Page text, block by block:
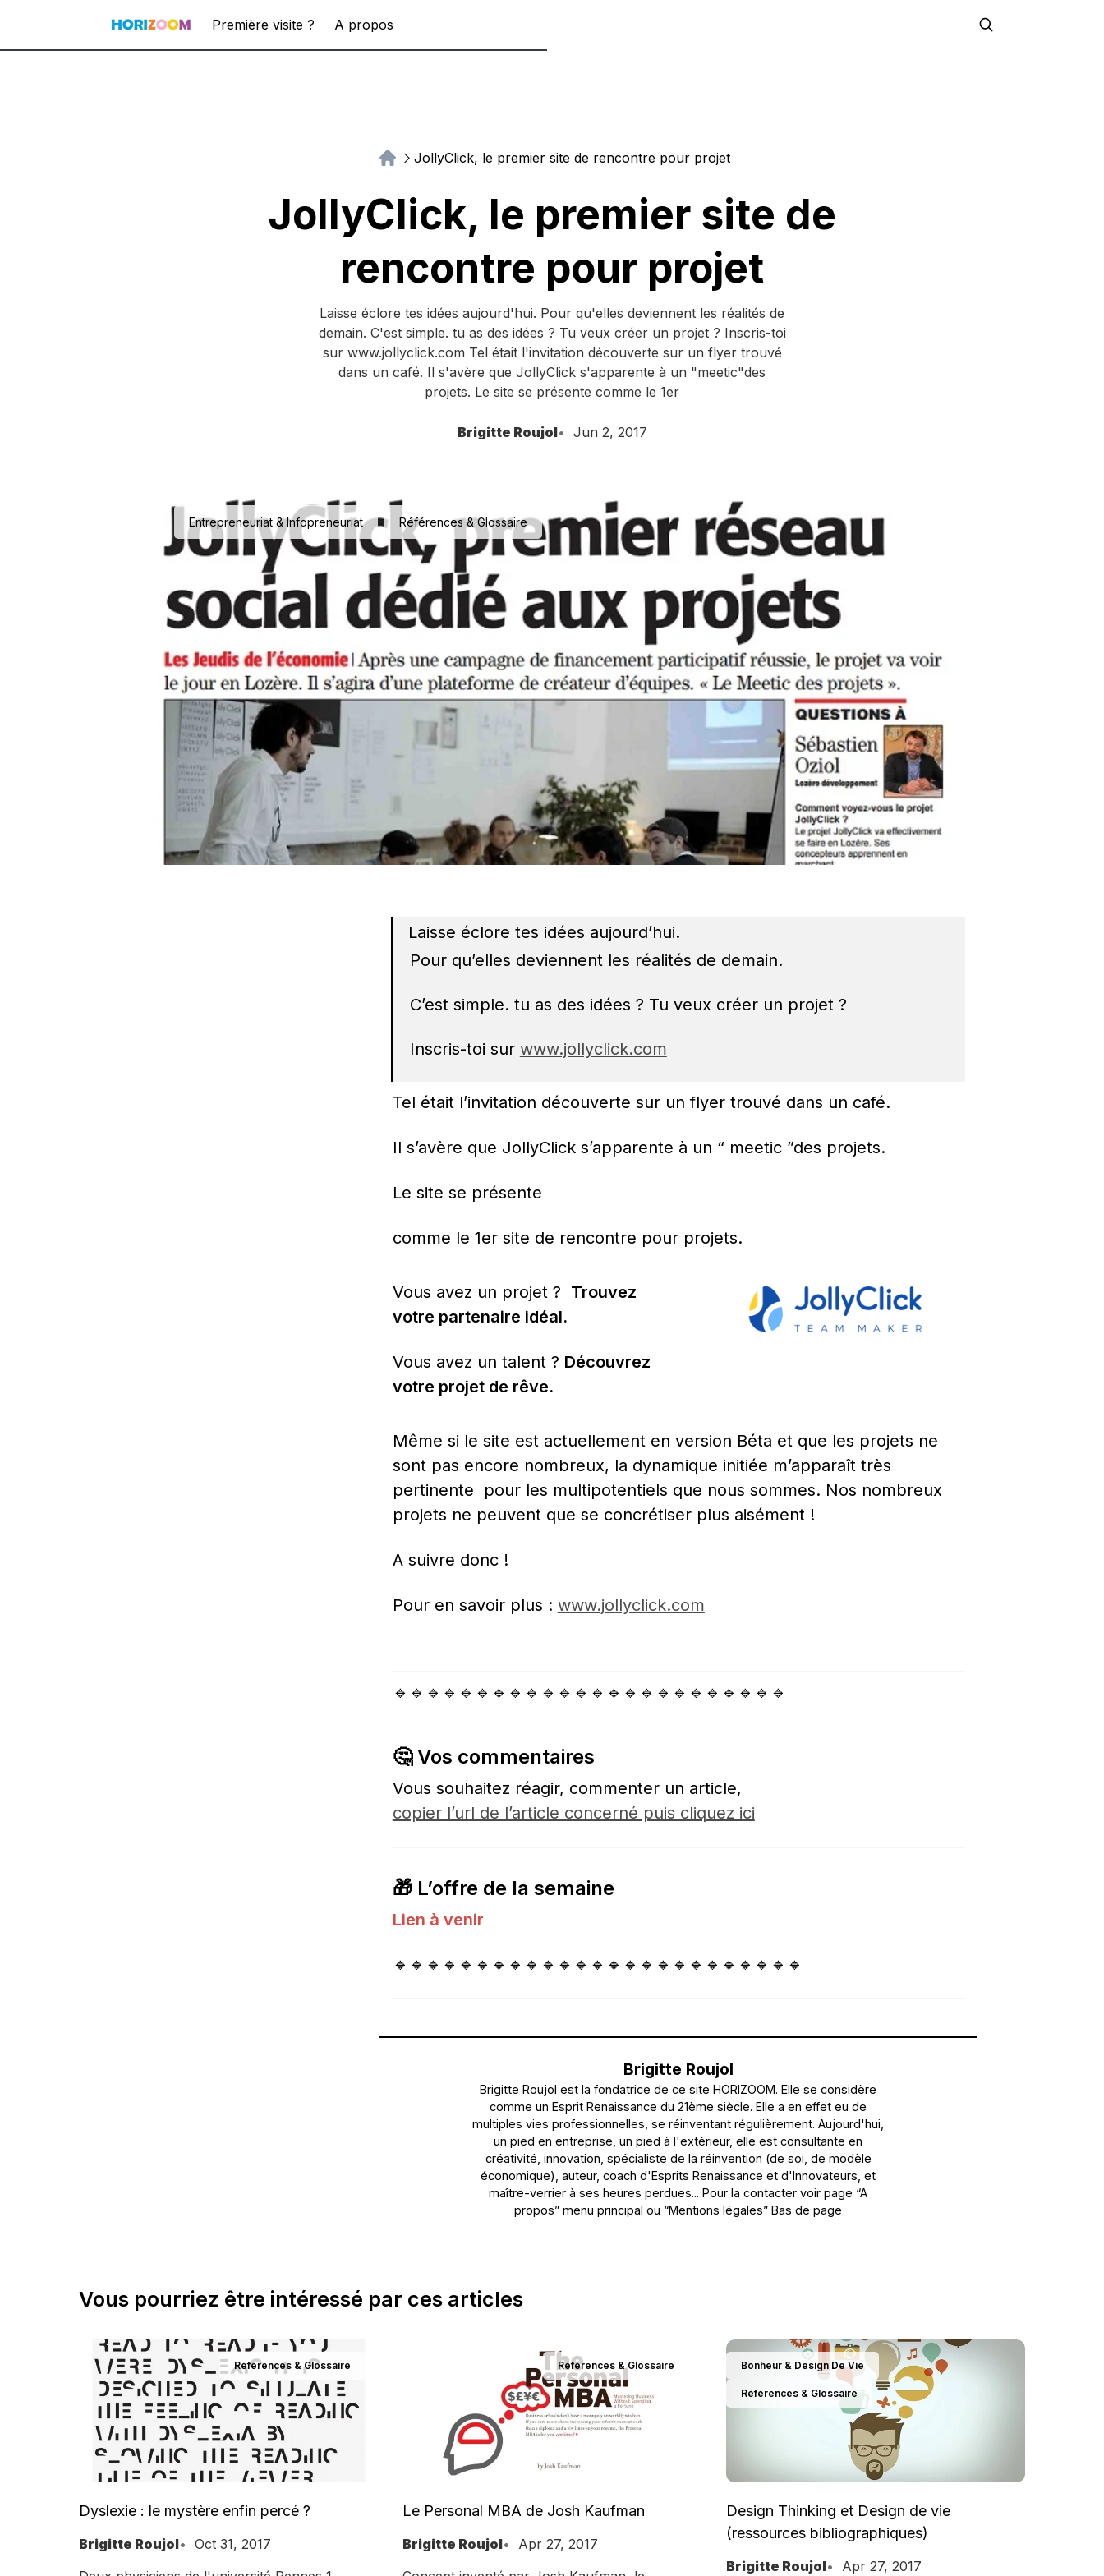
Première visite ? A propos
JollyClick, le premier site de rencontre pour projet
JollyClick, le premier site de
rencontre pour projet
Laisse éclore tes idées aujourd'hui. Pour qu'elles deviennent les réalités de
demain. C'est simple. tu as des idées ? Tu veux créer un projet ? Inscris-toi
sur www.jollyclick.com Tel était l'invitation découverte sur un flyer trouvé
dans un café. Il s'avère que JollyClick s'apparente à un "meetic"des
projets. Le site se présente comme le 1er
Brigitte Roujol Jun 2, 2017
Entrepreneuriat & Infopreneuriat Références & Glossaire
Laisse éclore tes idées aujourd’hui.
Pour qu’elles deviennent les réalités de demain.
C’est simple. tu as des idées ? Tu veux créer un projet ?
Inscris-toi sur www.jollyclick.com
Tel était l’invitation découverte sur un flyer trouvé dans un café.
Il s’avère que JollyClick s’apparente à un “ meetic ”des projets.
Le site se présente
comme le 1er site de rencontre pour projets.
Vous avez un projet ? Trouvez
votre partenaire idéal.
Vous avez un talent ? Découvrez
votre projet de rêve.
Même si le site est actuellement en version Béta et que les projets ne
sont pas encore nombreux, la dynamique initiée m’apparaît très
pertinente  pour les multipotentiels que nous sommes. Nos nombreux
projets ne peuvent que se concrétiser plus aisément !
A suivre donc !
Pour en savoir plus : www.jollyclick.com
🔹🔹🔹🔹🔹🔹🔹🔹🔹🔹🔹🔹🔹🔹🔹🔹🔹🔹🔹🔹🔹🔹🔹🔹
🤔 Vos commentaires
Vous souhaitez réagir, commenter un article,
copier l’url de l’article concerné puis cliquez ici
🎁 L’offre de la semaine
Lien à venir
🔹🔹🔹🔹🔹🔹🔹🔹🔹🔹🔹🔹🔹🔹🔹🔹🔹🔹🔹🔹🔹🔹🔹🔹🔹
Brigitte Roujol
Brigitte Roujol est la fondatrice de ce site HORIZOOM. Elle se considère
comme un Esprit Renaissance du 21ème siècle. Elle a en effet eu de
multiples vies professionnelles, se réinventant régulièrement. Aujourd'hui,
un pied en entreprise, un pied à l'extérieur, elle est consultante en
créativité, innovation, spécialiste de la réinvention (de soi, de modèle
économique), auteur, coach d'Esprits Renaissance et d'Innovateurs, et
maître-verrier à ses heures perdues... Pour la contacter voir page “A
propos” menu principal ou “Mentions légales” Bas de page
Vous pourriez être intéressé par ces articles
Références & Glossaire
Dyslexie : le mystère enfin percé ?
Brigitte Roujol
Oct 31, 2017
Références & Glossaire
Le Personal MBA de Josh Kaufman
Brigitte Roujol
Apr 27, 2017
Bonheur & Design De Vie
Références & Glossaire
Design Thinking et Design de vie
(ressources bibliographiques)
Brigitte Roujol Apr 27, 2017